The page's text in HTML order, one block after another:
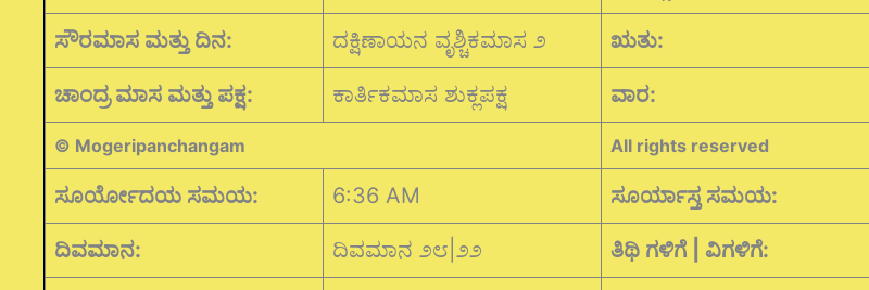
ಸೌರಮಾಸ ಮತ್ತು ದಿನ: ದಕ್ಷಿಣಾಯನ ವೃಶ್ಚಿಕಮಾಸ ೨ ಋತು:
ಚಾಂದ್ರ ಮಾಸ ಮತ್ತು ಪಕ್ಷ: ಕಾರ್ತಿಕಮಾಸ ಶುಕ್ಲಪಕ್ಷ ವಾರ:
© Mogeripanchangam All rights reserved
ಸೂರ್ಯೋದಯ ಸಮಯ: 6:36 AM ಸೂರ್ಯಾಸ್ತ ಸಮಯ:
ದಿವಮಾನ: ದಿವಮಾನ ೨೮|೨೨ ತಿಥಿ ಗಳಿಗೆ | ವಿಗಳಿಗೆ: